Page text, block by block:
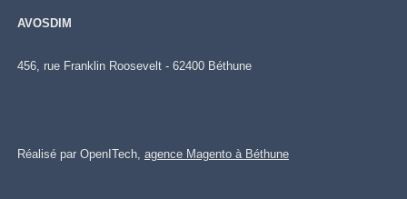
AVOSDIM
456, rue Franklin Roosevelt - 62400 Béthune
Réalisé par OpenITech, agence Magento à Béthune